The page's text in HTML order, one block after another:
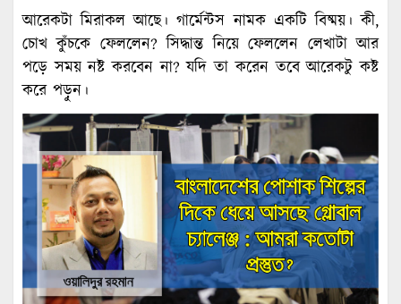
আরেকটা মিরাকল আছে। গার্মেন্টস নামক একটি বিষ্ময়। কী,
চোখ কুঁচকে ফেললেন? সিদ্ধান্ত নিয়ে ফেললেন লেখাটা আর
পড়ে সময় নষ্ট করবেন না? যদি তা করেন তবে আরেকটু কষ্ট
করে পড়ুন।